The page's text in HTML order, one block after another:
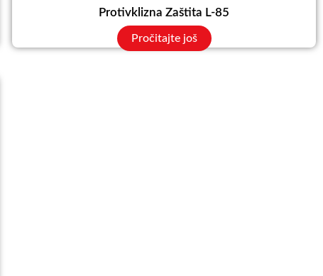
Protivklizna Zaštita L-85
Pročitajte još